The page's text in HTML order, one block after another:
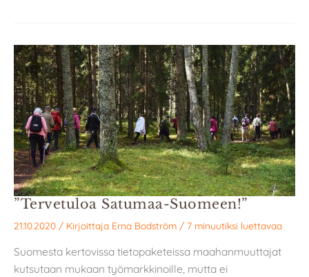
”Tervetuloa Satumaa-Suomeen!”
21.10.2020 / Kirjoittaja Erna Bodström / 7 minuutiksi luettavaa
Suomesta kertovissa tietopaketeissa maahanmuuttajat
kutsutaan mukaan työmarkkinoille, mutta ei